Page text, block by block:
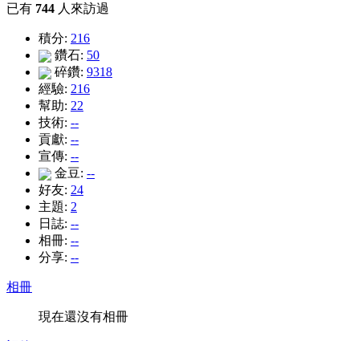
已有 744 人來訪過
積分: 216
鑽石: 50
碎鑽: 9318
經驗: 216
幫助: 22
技術: --
貢獻: --
宣傳: --
金豆: --
好友: 24
主題: 2
日誌: --
相冊: --
分享: --
相冊
現在還沒有相冊